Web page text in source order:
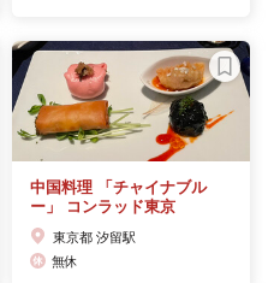
中国料理 「チャイナブル
ー」 コンラッド東京
東京都 汐留駅
無休